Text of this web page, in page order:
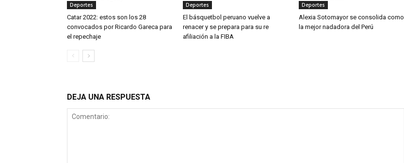
Deportes
Catar 2022: estos son los 28
convocados por Ricardo Gareca para
el repechaje
Deportes
El básquetbol peruano vuelve a
renacer y se prepara para su re
afiliación a la FIBA
Deportes
Alexia Sotomayor se consolida como
la mejor nadadora del Perú
DEJA UNA RESPUESTA